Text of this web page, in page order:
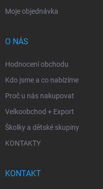
Moje objednávka
O NÁS
Hodnocení obchodu
Kdo jsme a co nabízíme
Proč u nás nakupovat
Velkoobchod + Export
Školky a dětské skupiny
KONTAKTY
KONTAKT